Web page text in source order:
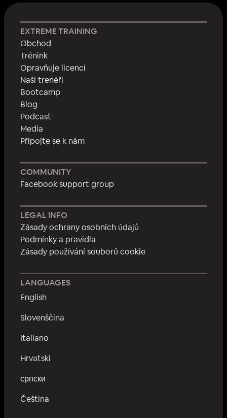
EXTREME TRAINING
Obchod
Trénink
Opravňuje licencí
Naši trenéři
Bootcamp
Blog
Podcast
Media
Připojte se k nám
COMMUNITY
Facebook support group
LEGAL INFO
Zásady ochrany osobních údajů
Podmínky a pravidla
Zásady používání souborů cookie
LANGUAGES
English
Slovenščina
Italiano
Hrvatski
српски
Čeština